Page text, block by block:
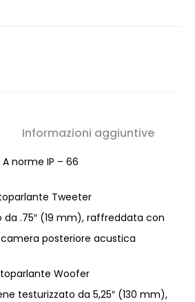
Informazioni aggiuntive
A norme IP – 66
Tweeter
da .75″ (19 mm), raffreddata con
posteriore acustica
Woofer
testurizzato da 5,25″ (130 mm),